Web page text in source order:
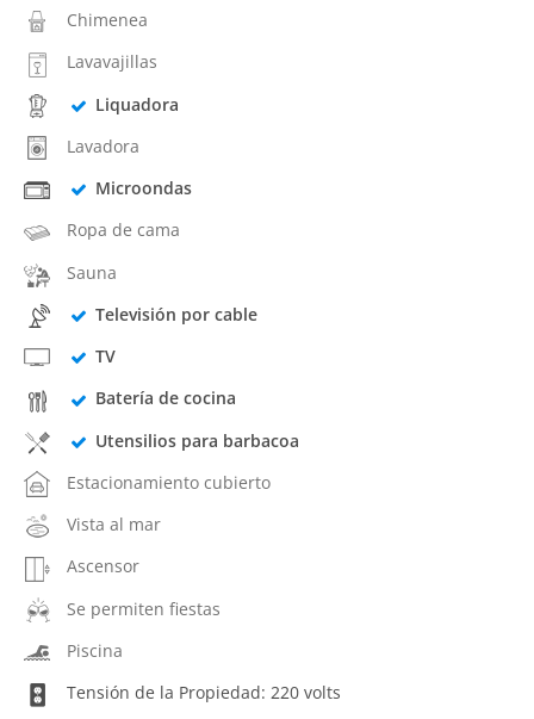
Chimenea
Lavavajillas
Liquadora
Lavadora
Microondas
Ropa de cama
Sauna
Televisión por cable
TV
Batería de cocina
Utensilios para barbacoa
Estacionamiento cubierto
Vista al mar
Ascensor
Se permiten fiestas
Piscina
Tensión de la Propiedad: 220 volts